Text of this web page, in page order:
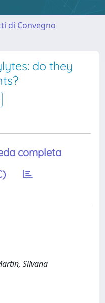
di Convegno
do they
completa
Silvana